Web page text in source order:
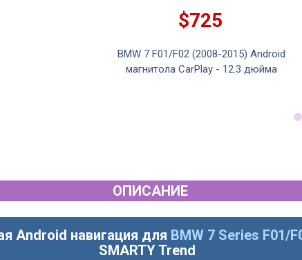
$725
BMW 7 F01/F02 (2008-2015) Android
магнитола CarPlay - 12.3 дюйма
ОПИСАНИЕ
Android навигация для BMW 7 Series F01/
SMARTY Trend